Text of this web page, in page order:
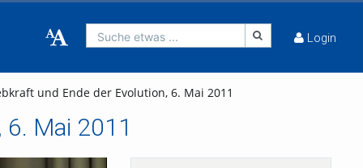
Suche etwas ... Login
und Ende der Evolution, 6. Mai 2011
6. Mai 2011